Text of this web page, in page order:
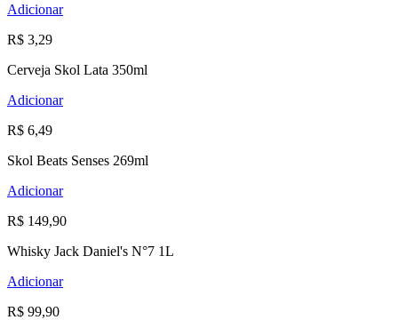
Adicionar
R$ 3,29
Cerveja Skol Lata 350ml
Adicionar
R$ 6,49
Skol Beats Senses 269ml
Adicionar
R$ 149,90
Whisky Jack Daniel's N°7 1L
Adicionar
R$ 99,90